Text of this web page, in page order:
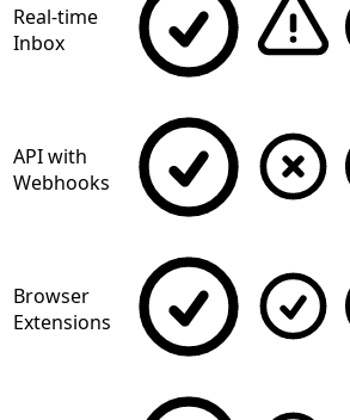
Real-time
Inbox
API with
Webhooks
Browser
Extensions